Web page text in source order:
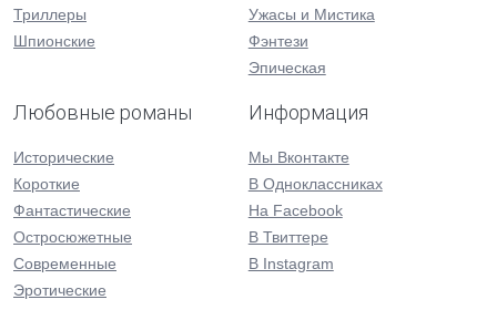
Триллеры
Шпионские
Ужасы и Мистика
Фэнтези
Эпическая
Любовные романы
Исторические
Короткие
Фантастические
Остросюжетные
Современные
Эротические
Информация
Мы Вконтакте
В Одноклассниках
На Facebook
В Твиттере
В Instagram